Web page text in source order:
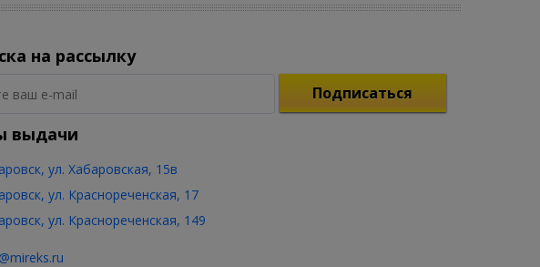
на рассылку
Подписаться
выдачи
ул. Хабаровская, 15в
ул. Краснореченская, 17
ул. Краснореченская, 149